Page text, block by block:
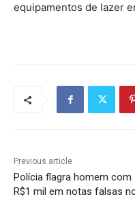
equipamentos de lazer
Previous article
Polícia flagra homem com
R$1 mil em notas falsas